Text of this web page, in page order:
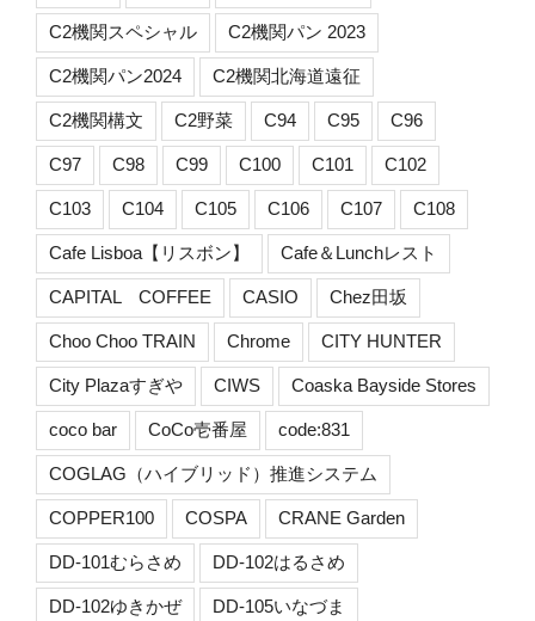
C2機関スペシャル C2機関パン 2023
C2機関パン2024 C2機関北海道遠征
C2機関構文 C2野菜 C94 C95 C96
C97 C98 C99 C100 C101 C102
C103 C104 C105 C106 C107 C108
Cafe Lisboa【リスボン】 Cafe＆Lunchレスト
CAPITAL COFFEE CASIO Chez田坂
Choo Choo TRAIN Chrome CITY HUNTER
City Plazaすぎや CIWS Coaska Bayside Stores
coco bar CoCo壱番屋 code:831
COGLAG（ハイブリッド）推進システム
COPPER100 COSPA CRANE Garden
DD-101むらさめ DD-102はるさめ
DD-102ゆきかぜ DD-105いなづま